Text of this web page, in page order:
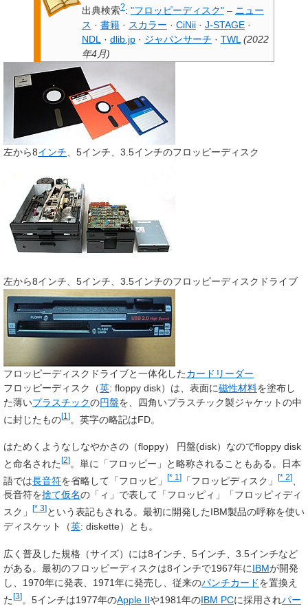
出典検索?: "フロッピーディスク" – ニュー
ス · 書籍 · スカラー · CiNii · J-STAGE ·
NDL
· dlib.jp · ジャパンサーチ · TWL (2022
年4月)
左から8インチ 、5インチ、3.5インチのフロッピーディスク
左から8インチ、5インチ、3.5インチのフロッピーディスクドライブ
フロッピーディスクドライブと一体化したカードリーダー
フロッピーディスク
（英: floppy disk）は、表面に磁性材料を塗布し
た薄いプラスチックの円盤を、四角いプラスチック製ジャケットの中
に封じたもの[1 ]。英字の略記はFD。
はためくようなしなやかさの（floppy） 円盤(disk）なのでfloppy disk
と命名された [2] 。単に「フロッピー」と略称されることもある。日本
語では長音符を省略して「フロッピ」 [* 1 ] 「フロッピディスク」 [* 2]
長音符を捨て仮名の「ィ」で表して「フロッピィ」「フロッピィディ
スク」
[* 3] という表記もされる。最初に開発したIBM製品の呼称を使い
ディスケット
（英: diskette）とも。
広く普及した規格（サイズ）には8インチ、5インチ、3.5インチなど
がある。最初のフロッピーディスクは8インチで1967年にIBMが開発
し、1970年に発表、1971年に発売し、従来のパンチカードを置換え
た[3]。5インチは1977年のApple IIや1981年のIBM PCに採用されパー